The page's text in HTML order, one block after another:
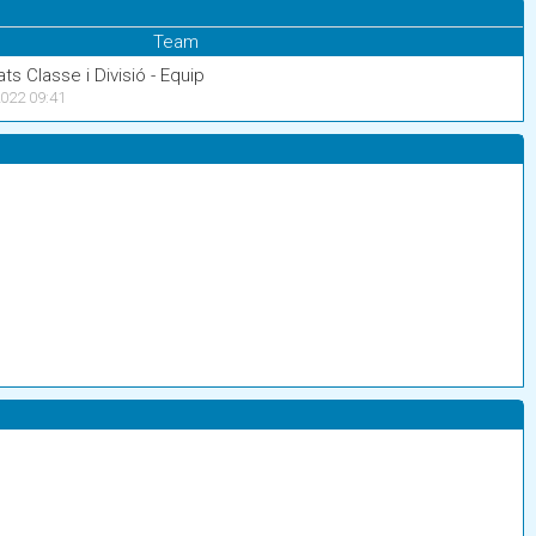
Team
Classe i Divisió - Equip
09:41